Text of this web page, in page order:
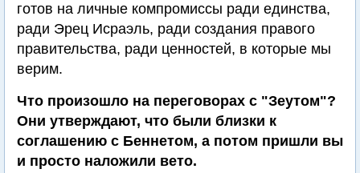
готов на личные компромиссы ради единства,
ради Эрец Исраэль, ради создания правого
правительства, ради ценностей, в которые мы
верим.
Что произошло на переговорах с "Зеутом"?
Они утверждают, что были близки к
соглашению с Беннетом, а потом пришли вы
и просто наложили вето.